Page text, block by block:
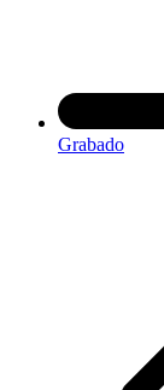
Grabado